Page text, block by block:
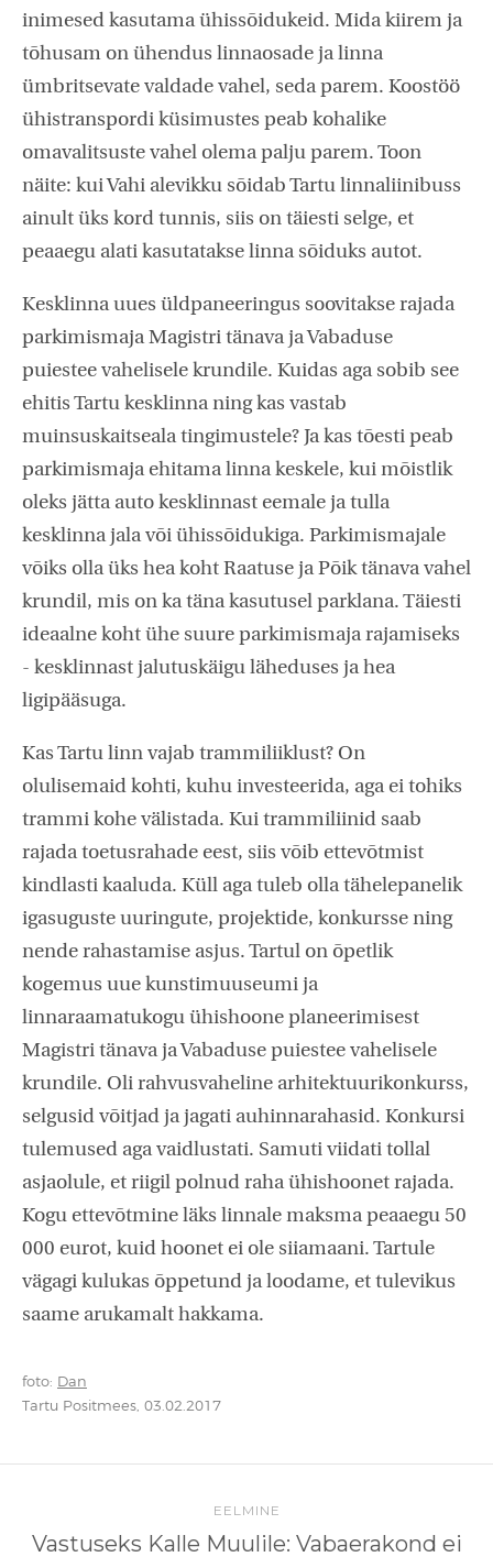
inimesed kasutama ühissõidukeid. Mida kiirem ja
tõhusam on ühendus linnaosade ja linna
ümbritsevate valdade vahel, seda parem. Koostöö
ühistranspordi küsimustes peab kohalike
omavalitsuste vahel olema palju parem. Toon
näite: kui Vahi alevikku sõidab Tartu linnaliinibuss
ainult üks kord tunnis, siis on täiesti selge, et
peaaegu alati kasutatakse linna sõiduks autot.
Kesklinna uues üldpaneeringus soovitakse rajada
parkimismaja Magistri tänava ja Vabaduse
puiestee vahelisele krundile. Kuidas aga sobib see
ehitis Tartu kesklinna ning kas vastab
muinsuskaitseala tingimustele? Ja kas tõesti peab
parkimismaja ehitama linna keskele, kui mõistlik
oleks jätta auto kesklinnast eemale ja tulla
kesklinna jala või ühissõidukiga. Parkimismajale
võiks olla üks hea koht Raatuse ja Põik tänava vahel
krundil, mis on ka täna kasutusel parklana. Täiesti
ideaalne koht ühe suure parkimismaja rajamiseks
- kesklinnast jalutuskäigu läheduses ja hea
ligipääsuga.
Kas Tartu linn vajab trammiliiklust? On
olulisemaid kohti, kuhu investeerida, aga ei tohiks
trammi kohe välistada. Kui trammiliinid saab
rajada toetusrahade eest, siis võib ettevõtmist
kindlasti kaaluda. Küll aga tuleb olla tähelepanelik
igasuguste uuringute, projektide, konkursse ning
nende rahastamise asjus. Tartul on õpetlik
kogemus uue kunstimuuseumi ja
linnaraamatukogu ühishoone planeerimisest
Magistri tänava ja Vabaduse puiestee vahelisele
krundile. Oli rahvusvaheline arhitektuurikonkurss,
selgusid võitjad ja jagati auhinnarahasid. Konkursi
tulemused aga vaidlustati. Samuti viidati tollal
asjaolule, et riigil polnud raha ühishoonet rajada.
Kogu ettevõtmine läks linnale maksma peaaegu 50
000 eurot, kuid hoonet ei ole siiamaani. Tartule
vägagi kulukas õppetund ja loodame, et tulevikus
saame arukamalt hakkama.
foto: Dan
Tartu Positmees, 03.02.2017
EELMINE
Vastuseks Kalle Muulile: Vabaerakond ei